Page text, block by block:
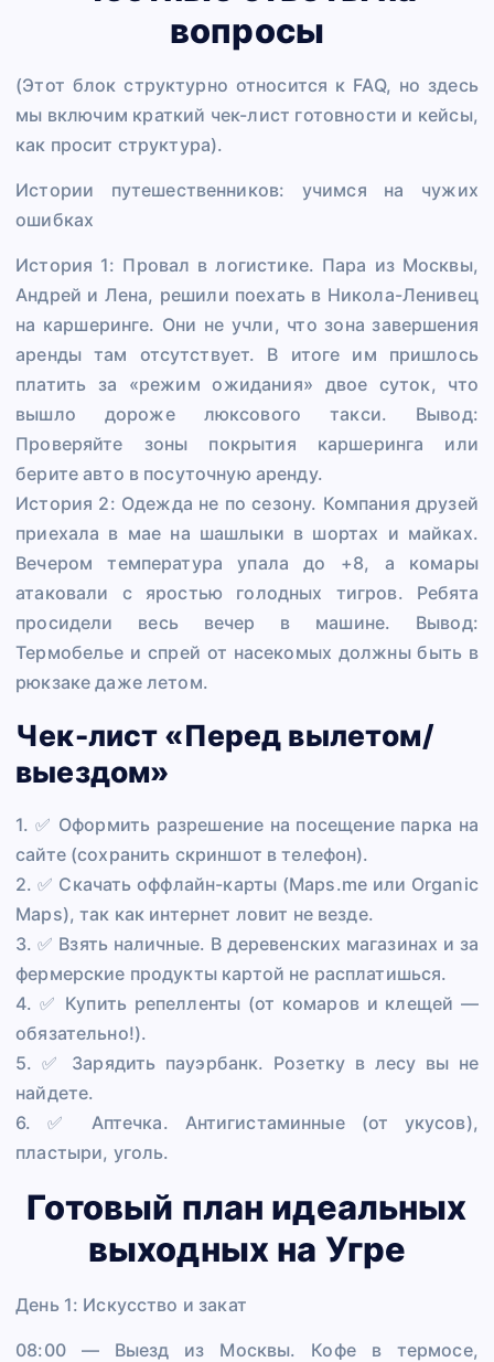
вопросы
(Этот блок структурно относится к FAQ, но здесь
мы включим краткий чек-лист готовности и кейсы,
как просит структура).
Истории путешественников: учимся на чужих
ошибках
История 1: Провал в логистике. Пара из Москвы,
Андрей и Лена, решили поехать в Никола-Ленивец
на каршеринге. Они не учли, что зона завершения
аренды там отсутствует. В итоге им пришлось
платить за «режим ожидания» двое суток, что
вышло дороже люксового такси. Вывод:
Проверяйте зоны покрытия каршеринга или
берите авто в посуточную аренду.
История 2: Одежда не по сезону. Компания друзей
приехала в мае на шашлыки в шортах и майках.
Вечером температура упала до +8, а комары
атаковали с яростью голодных тигров. Ребята
просидели весь вечер в машине. Вывод:
Термобелье и спрей от насекомых должны быть в
рюкзаке даже летом.
Чек-лист «Перед вылетом/
выездом»
1. ✅ Оформить разрешение на посещение парка на
сайте (сохранить скриншот в телефон).
2. ✅ Скачать оффлайн-карты (Maps.me или Organic
Maps), так как интернет ловит не везде.
3. ✅ Взять наличные. В деревенских магазинах и за
фермерские продукты картой не расплатишься.
4. ✅ Купить репелленты (от комаров и клещей —
обязательно!).
5. ✅ Зарядить пауэрбанк. Розетку в лесу вы не
найдете.
6. ✅ Аптечка. Антигистаминные (от укусов),
пластыри, уголь.
Готовый план идеальных
выходных на Угре
День 1: Искусство и закат
08:00 — Выезд из Москвы. Кофе в термосе,